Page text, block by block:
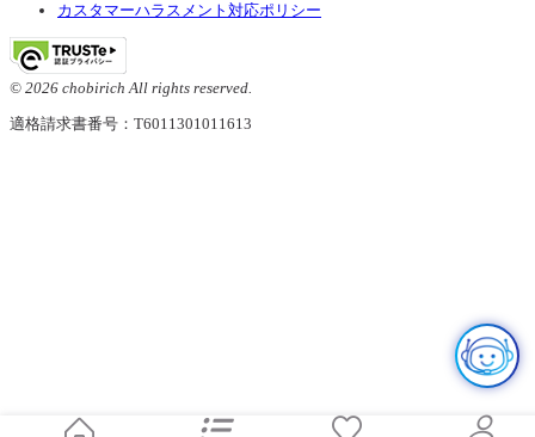
カスタマーハラスメント対応ポリシー
© 2026 chobirich All rights reserved.
適格請求書番号：T6011301011613